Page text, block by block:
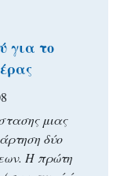
για το
μιας
δύο
Η πρώτη